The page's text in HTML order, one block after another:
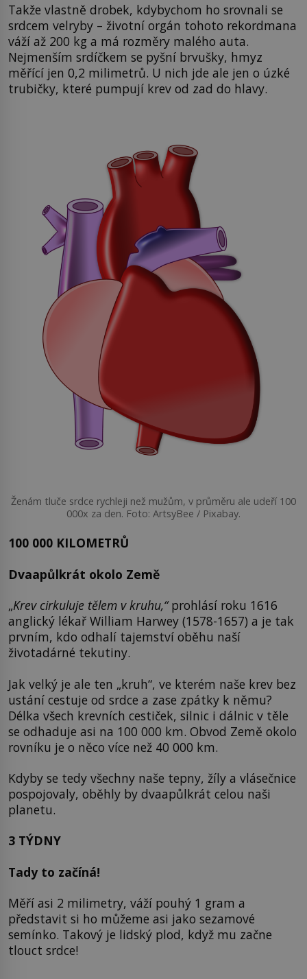
Takže vlastně drobek, kdybychom ho srovnali se
srdcem velryby – životní orgán tohoto rekordmana
váží až 200 kg a má rozměry malého auta.
Nejmenším srdíčkem se pyšní brvušky, hmyz
měřící jen 0,2 milimetrů. U nich jde ale jen o úzké
trubičky, které pumpují krev od zad do hlavy.
Ženám tluče srdce rychleji než mužům, v průměru ale udeří 100
000x za den. Foto: ArtsyBee / Pixabay.
100 000 KILOMETRŮ
Dvaapůlkrát okolo Země
„Krev cirkuluje tělem v kruhu,“prohlásí roku 1616
anglický lékař William Harwey (1578-1657) a je tak
prvním, kdo odhalí tajemství oběhu naší
životadárné tekutiny.
Jak velký je ale ten „kruh“, ve kterém naše krev bez
ustání cestuje od srdce a zase zpátky k němu?
Délka všech krevních cestiček, silnic i dálnic v těle
se odhaduje asi na 100 000 km. Obvod Země okolo
rovníku je o něco více než 40 000 km.
Kdyby se tedy všechny naše tepny, žíly a vlásečnice
pospojovaly, oběhly by dvaapůlkrát celou naši
planetu.
3 TÝDNY
Tady to začíná!
Měří asi 2 milimetry, váží pouhý 1 gram a
představit si ho můžeme asi jako sezamové
semínko. Takový je lidský plod, když mu začne
tlouct srdce!